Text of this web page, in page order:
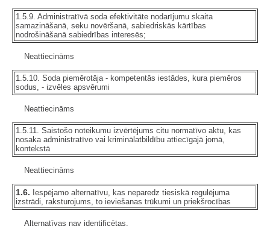
1.5.9. Administratīvā soda efektivitāte nodarījumu skaita
samazināšanā, seku novēršanā, sabiedriskās kārtības
nodrošināšanā sabiedrības interesēs;
Neattiecināms
1.5.10. Soda piemērotāja - kompetentās iestādes, kura piemēros
sodus, - izvēles apsvērumi
Neattiecināms
1.5.11. Saistošo noteikumu izvērtējums citu normatīvo aktu, kas
nosaka administratīvo vai kriminālatbildību attiecīgajā jomā,
kontekstā
Neattiecināms
1.6. Iespējamo alternatīvu, kas neparedz tiesiskā regulējuma
izstrādi, raksturojums, to ieviešanas trūkumi un priekšrocības
Alternatīvas nav identificētas.